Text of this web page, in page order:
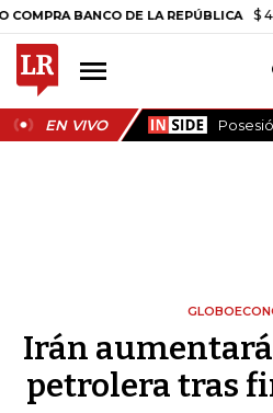
BANCO DE LA REPÚBLICA $
EN VIVO
Irán
petrolera tras